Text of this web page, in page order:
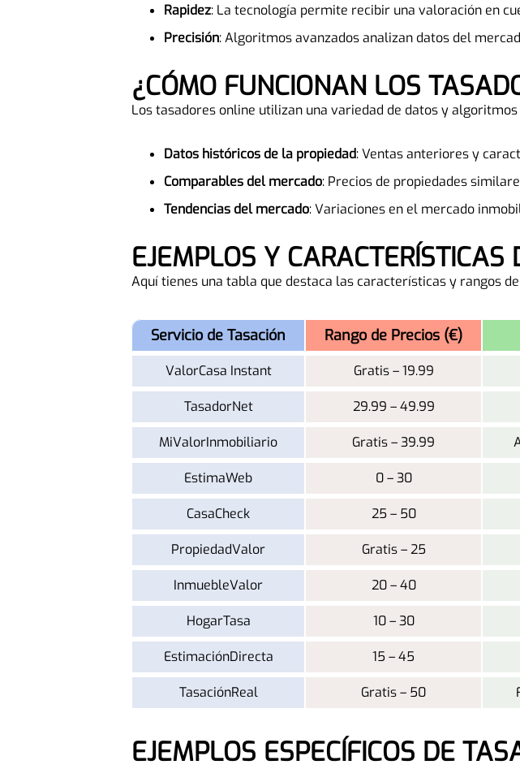
Rapidez: La tecnología permite recibir una valoración en
Precisión: Algoritmos avanzados analizan datos del
¿CÓMO FUNCIONAN LOS
Los tasadores online utilizan una variedad de datos y
Datos históricos de la propiedad: Ventas anteriores y
Comparables del mercado: Precios de propiedades
Tendencias del mercado: Variaciones en el mercado
EJEMPLOS Y
Aquí tienes una tabla que destaca las características y rangos
Servicio de Tasación Rango de Precios (€)
ValorCasa Instant Gratis – 19.99
TasadorNet 29.99 – 49.99
MiValorInmobiliario Gratis – 39.99
EstimaWeb 0 – 30
CasaCheck 25 – 50
PropiedadValor Gratis – 25
InmuebleValor 20 – 40
HogarTasa 10 – 30
EstimaciónDirecta 15 – 45
TasaciónReal Gratis – 50
EJEMPLOS ESPECÍFICOS DE